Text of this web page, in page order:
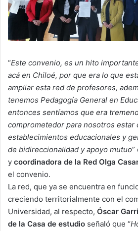
“Este convenio, es un hito
acá en Chiloé, por que era lo que
ampliar esta red de profesores,
tenemos Pedagogía General en
entonces sentíamos que era
comprometedor para nosotros estar
establecimientos educacionales y
de bidireccionalidad y apoyo mutuo”
y coordinadora de la Red Olga
el convenio.
La red, que ya se encuentra en
creciendo territorialmente con el
Universidad, al respecto, Óscar
de la Casa de estudio señaló que “